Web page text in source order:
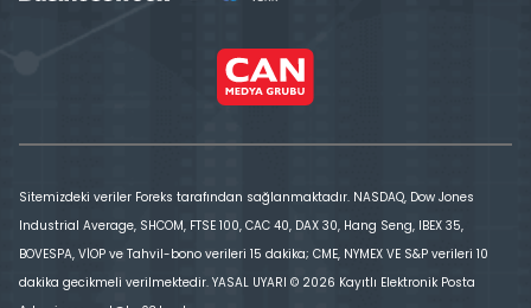
Sitemizdeki veriler Foreks tarafından sağlanmaktadır. NASDAQ, Dow Jones
Industrial Average, SHCOM, FTSE 100, CAC 40, DAX 30, Hang Seng, IBEX 35,
BOVESPA, VİOP ve Tahvil-bono verileri 15 dakika; CME, NYMEX VE S&P verileri 10
dakika gecikmeli verilmektedir. YASAL UYARI © 2026 Kayıtlı Elektronik Posta